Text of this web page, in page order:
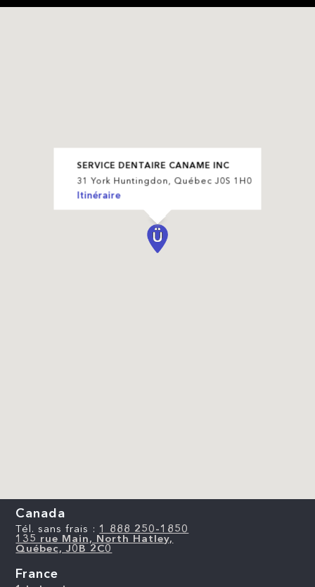
SERVICE DENTAIRE CANAME INC
31 York Huntingdon, Québec J0S 1H0
Itinéraire
Canada
Tél. sans frais : 1 888 250-1850
135 rue Main, North Hatley,
Québec, J0B 2C0
France